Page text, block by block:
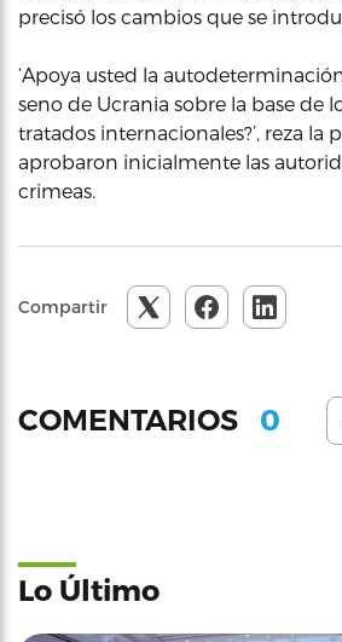
precisó los cambios que se
‘Apoya usted la
seno de Ucrania sobre la base de
tratados internacionales?’, reza la
aprobaron inicialmente las
crimeas.
Compartir
COMENTARIOS 0
Lo Último